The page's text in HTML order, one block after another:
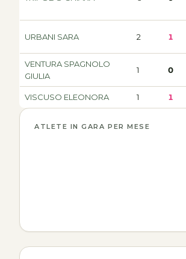
URBANI SARA 2 1
VENTURA SPAGNOLO
GIULIA
1 0
VISCUSO ELEONORA 1 1
ATLETE IN GARA PER MESE